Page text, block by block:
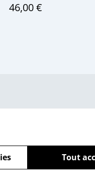
46,00 €
Tout